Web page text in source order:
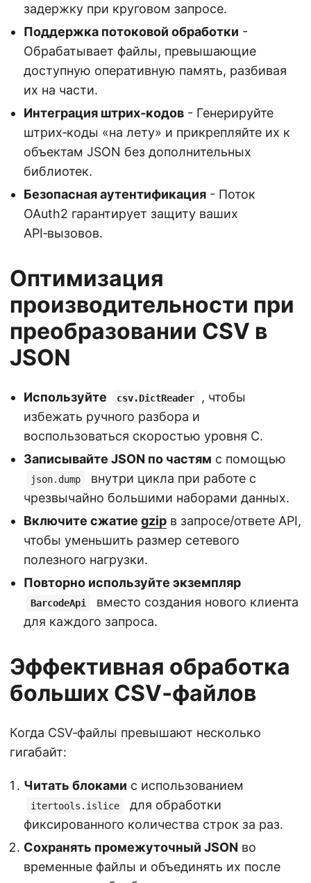
задержку при круговом запросе.
Поддержка потоковой обработки -
Обрабатывает файлы, превышающие
доступную оперативную память, разбивая
их на части.
Интеграция штрих‑кодов - Генерируйте
штрих‑коды «на лету» и прикрепляйте их к
объектам JSON без дополнительных
библиотек.
Безопасная аутентификация - Поток
OAuth2 гарантирует защиту ваших
API‑вызовов.
Оптимизация
производительности при
преобразовании CSV в
JSON
Используйте csv.DictReader
, чтобы
избежать ручного разбора и
воспользоваться скоростью уровня C.
Записывайте JSON по частям с помощью
json.dump
внутри цикла при работе с
чрезвычайно большими наборами данных.
Включите сжатие gzip в запросе/ответе API,
чтобы уменьшить размер сетевого
полезного нагрузки.
Повторно используйте экземпляр
BarcodeApi
вместо создания нового клиента
для каждого запроса.
Эффективная обработка
больших CSV‑файлов
Когда CSV‑файлы превышают несколько
гигабайт:
Читать блоками с использованием
itertools.islice
для обработки
фиксированного количества строк за раз.
Сохранять промежуточный JSON во
временные файлы и объединять их после